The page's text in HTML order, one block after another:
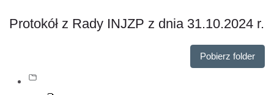
Protokół z Rady INJZP z dnia 31.10.2024 r.
Pobierz folder